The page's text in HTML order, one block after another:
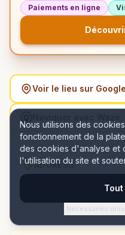
Nous utilisons des
fonctionnement de la
des cookies d'analyse et
l'utilisation du site et
Nécessaires
Paiements en ligne
Voir le lieu sur
ADDRESS
Strada Lugoj 22 parter,